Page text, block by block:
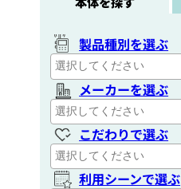
製品種別を選ぶ
メーカーを選ぶ
こだわりで選ぶ
利用シーンで選ぶ